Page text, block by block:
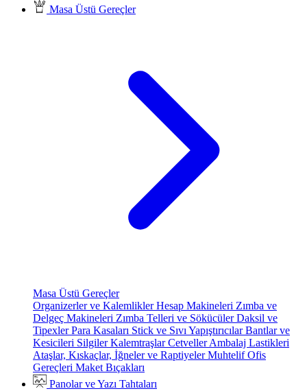
Masa Üstü Gereçler
Masa Üstü Gereçler
Organizerler ve KalemliklerHesap Makineleri Zımba ve
Delgeç Makineleri Zımba Telleri ve SökücülerDaksil ve
TipexlerPara Kasaları Stick ve Sıvı YapıştırıcılarBantlar ve
Kesicileri SilgilerKalemtraşlarCetvellerAmbalaj Lastikleri
Ataşlar, Kıskaçlar, İğneler ve RaptiyelerMuhtelif Ofis
Gereçleri Maket Bıçakları
Panolar ve Yazı Tahtaları